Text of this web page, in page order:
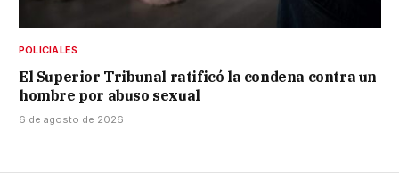
POLICIALES
El Superior Tribunal ratificó la condena contra un
hombre por abuso sexual
6 de agosto de 2026